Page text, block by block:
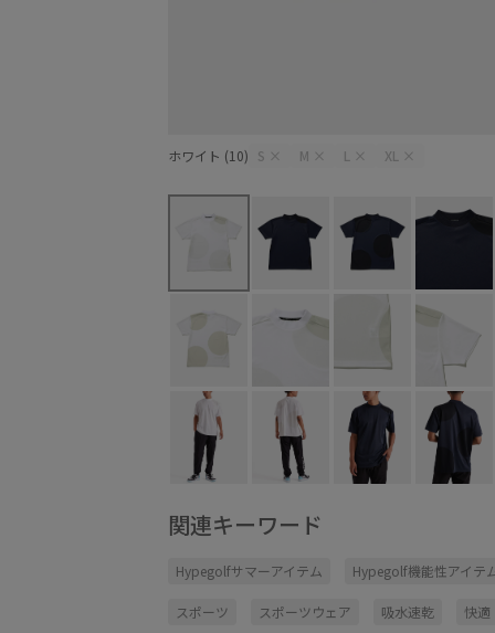
ホワイト (10) S × M × L × XL ×
関連キーワード
Hypegolfサマーアイテム Hypegolf機能性アイテ
スポーツ スポーツウェア 吸水速乾 快適